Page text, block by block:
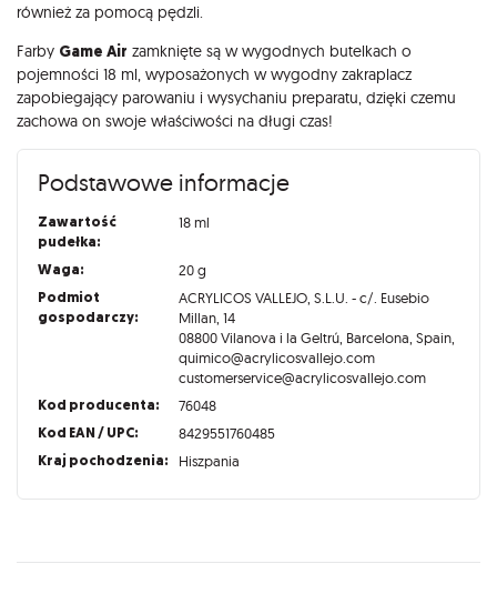
również za pomocą pędzli.
Farby Game Air zamknięte są w wygodnych butelkach o
pojemności 18 ml, wyposażonych w wygodny zakraplacz
zapobiegający parowaniu i wysychaniu preparatu, dzięki czemu
zachowa on swoje właściwości na długi czas!
Podstawowe informacje
Zawartość
pudełka:
18 ml
Waga: 20 g
Podmiot
gospodarczy:
ACRYLICOS VALLEJO, S.L.U. - c/. Eusebio
Millan, 14
08800 Vilanova i la Geltrú, Barcelona, Spain,
quimico@acrylicosvallejo.com
customerservice@acrylicosvallejo.com
Kod producenta: 76048
Kod EAN / UPC: 8429551760485
Kraj pochodzenia: Hiszpania